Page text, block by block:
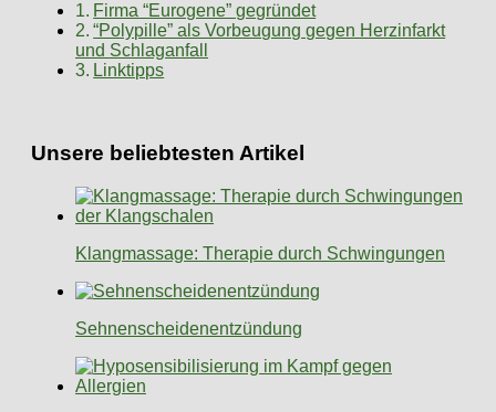
Firma “Eurogene” gegründet
“Polypille” als Vorbeugung gegen Herzinfarkt
und Schlaganfall
Linktipps
Unsere beliebtesten Artikel
Klangmassage: Therapie durch Schwingungen
Sehnenscheidenentzündung